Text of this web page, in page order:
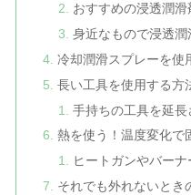
おすすめの浸透潤滑
身近なもので浸透潤
冷却潤滑スプレーを使
長い工具を使用する方
手持ちの工具を延長
熱を使う！温度変化で
ヒートガンやバー
それでも外れないとき